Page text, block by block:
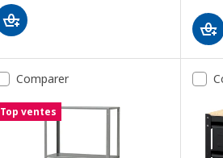
Comparer
Top ventes